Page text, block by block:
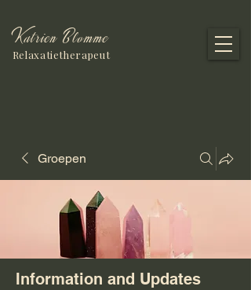
Katrien Blomme
Relaxatietherapeut
Groepen
Information and Updates